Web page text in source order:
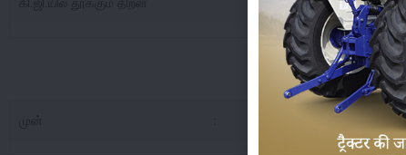
Mahindra
முன்